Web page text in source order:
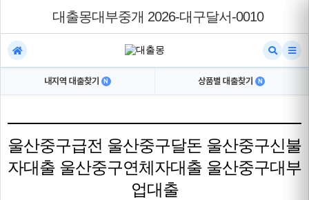
대출몽대부중개 2026-대구달서-0010
내지역 대출찾기 N 상품별 대출찾기 N
울산중구급전 울산중구달돈 울산중구신불
자대출 울산중구연체자대출 울산중구대부
업대출